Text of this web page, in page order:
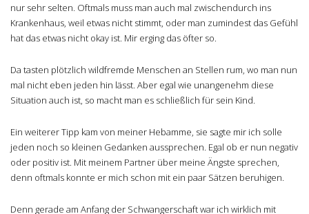
nur sehr selten. Oftmals muss man auch mal zwischendurch ins
Krankenhaus, weil etwas nicht stimmt, oder man zumindest das Gefühl
hat das etwas nicht okay ist. Mir erging das öfter so.
Da tasten plötzlich wildfremde Menschen an Stellen rum, wo man nun
mal nicht eben jeden hin lässt. Aber egal wie unangenehm diese
Situation auch ist, so macht man es schließlich für sein Kind.
Ein weiterer Tipp kam von meiner Hebamme, sie sagte mir ich solle
jeden noch so kleinen Gedanken aussprechen. Egal ob er nun negativ
oder positiv ist. Mit meinem Partner über meine Ängste sprechen,
denn oftmals konnte er mich schon mit ein paar Sätzen beruhigen.
Denn gerade am Anfang der Schwangerschaft war ich wirklich mit